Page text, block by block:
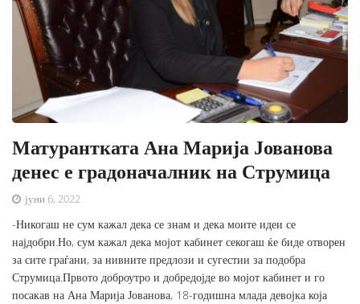
Матурантката Ана Марија Јованова
денес е градоначалник на Струмица
јуни 6, 2022
-Никогаш не сум кажал дека се знам и дека моите идеи се
најдобри.Но, сум кажал дека мојот кабинет секогаш ќе биде отворен
за сите граѓани, за нивните предлози и сугестии за подобра
Струмица.Првото доброутро и добредојде во мојот кабинет и го
посакав на Ана Марија Јованова, 18-годишна млада девојка која